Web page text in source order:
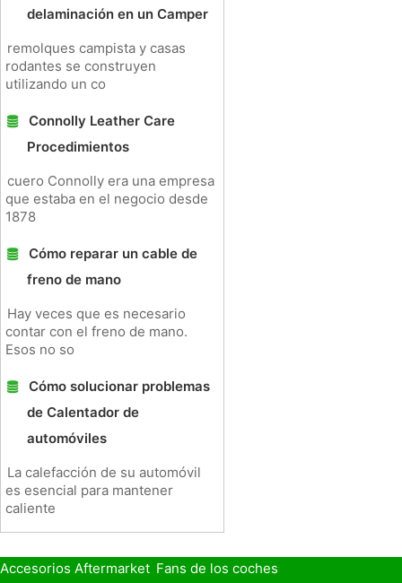
delaminación en un Camper
remolques campista y casas
rodantes se construyen
utilizando un co
Connolly Leather Care
Procedimientos
cuero Connolly era una empresa
que estaba en el negocio desde
1878
Cómo reparar un cable de
freno de mano
Hay veces que es necesario
contar con el freno de mano.
Esos no so
Cómo solucionar problemas
de Calentador de
automóviles
La calefacción de su automóvil
es esencial para mantener
caliente
Accesorios Aftermarket Fans de los coches